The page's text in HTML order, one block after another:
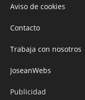
Aviso de cookies
Contacto
Trabaja con nosotros
JoseanWebs
Publicidad